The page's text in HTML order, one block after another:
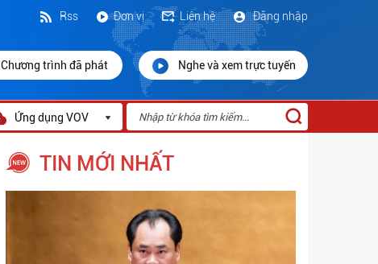
Đăng nhập
Liên hệ
Đơn vị
Rss
Chương trình đã phát Nghe và xem trực tuyến
Ứng dụng VOV
TIN MỚI NHẤT